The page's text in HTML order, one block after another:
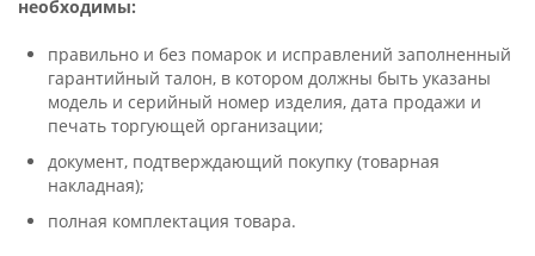
необходимы:
правильно и без помарок и исправлений заполненный
гарантийный талон, в котором должны быть указаны
модель и серийный номер изделия, дата продажи и
печать торгующей организации;
документ, подтверждающий покупку (товарная
накладная);
полная комплектация товара.